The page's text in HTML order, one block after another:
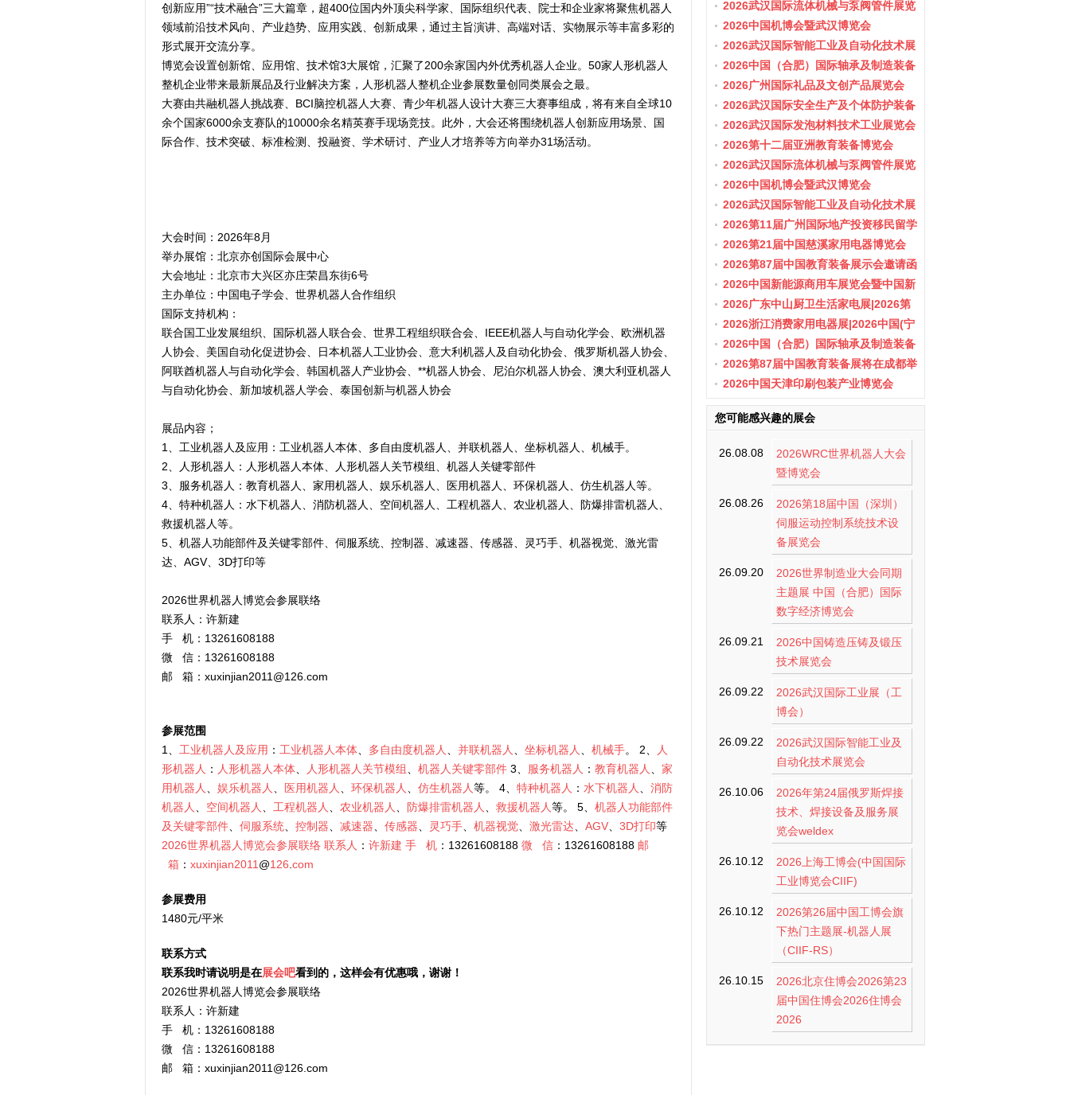
创新应用”“技术融合”三大篇章，超400位国内外顶尖科学家、国际组织代表、院士和企业家将聚焦机器人
领域前沿技术风向、产业趋势、应用实践、创新成果，通过主旨演讲、高端对话、实物展示等丰富多彩的
形式展开交流分享。
博览会设置创新馆、应用馆、技术馆3大展馆，汇聚了200余家国内外优秀机器人企业。50家人形机器人
整机企业带来最新展品及行业解决方案，人形机器人整机企业参展数量创同类展会之最。
大赛由共融机器人挑战赛、BCI脑控机器人大赛、青少年机器人设计大赛三大赛事组成，将有来自全球10
余个国家6000余支赛队的10000余名精英赛手现场竞技。此外，大会还将围绕机器人创新应用场景、国
际合作、技术突破、标准检测、投融资、学术研讨、产业人才培养等方向举办31场活动。
大会时间：2026年8月
举办展馆：北京亦创国际会展中心
大会地址：北京市大兴区亦庄荣昌东街6号
主办单位：中国电子学会、世界机器人合作组织
国际支持机构：
联合国工业发展组织、国际机器人联合会、世界工程组织联合会、IEEE机器人与自动化学会、欧洲机器
人协会、美国自动化促进协会、日本机器人工业协会、意大利机器人及自动化协会、俄罗斯机器人协会、
阿联酋机器人与自动化学会、韩国机器人产业协会、**机器人协会、尼泊尔机器人协会、澳大利亚机器人
与自动化协会、新加坡机器人学会、泰国创新与机器人协会
展品内容；
1、工业机器人及应用：工业机器人本体、多自由度机器人、并联机器人、坐标机器人、机械手。
2、人形机器人：人形机器人本体、人形机器人关节模组、机器人关键零部件
3、服务机器人：教育机器人、家用机器人、娱乐机器人、医用机器人、环保机器人、仿生机器人等。
4、特种机器人：水下机器人、消防机器人、空间机器人、工程机器人、农业机器人、防爆排雷机器人、
救援机器人等。
5、机器人功能部件及关键零部件、伺服系统、控制器、减速器、传感器、灵巧手、机器视觉、激光雷
达、AGV、3D打印等
2026世界机器人博览会参展联络
联系人：许新建
手 机：13261608188
微 信：13261608188
邮 箱：xuxinjian2011@126.com
参展范围
1、 工业机器人及应用 ： 工业机器人本体 多自由度机器人 并联机器人 坐标机器人 机械手。 2、
人
形机器人 ： 人形机器人本体 人形机器人关节模组 机器人关键零部件 3、 服务机器人 ： 教育机器人
家
用机器人
娱乐机器人 医用机器人 环保机器人 仿生机器人等。 4、 特种机器人 ： 水下机器人
消防
机器人
空间机器人 工程机器人 农业机器人 防爆排雷机器人 救援机器人等。 5、 机器人功能部件
及关键零部件
伺服系统 控制器 减速器 传感器 灵巧手 机器视觉 激光雷达 AGV 3D打印等
2026世界机器人博览会参展联络 联系人 ： 许新建 手 机 ：13261608188 微 信 ：13261608188 邮
箱 ： xuxinjian2011 @126 com
参展费用
1480元/平米
联系方式
联系我时请说明是在展会吧看到的，这样会有优惠哦，谢谢！
2026世界机器人博览会参展联络
联系人：许新建
手 机：13261608188
微 信：13261608188
邮 箱：xuxinjian2011@126.com
2026武汉国际流体机械与泵阀管件展览
会/阀门展
2026中国机博会暨武汉博览会
2026武汉国际智能工业及自动化技术展
览会
2026中国（合肥）国际轴承及制造装备
展览会
2026广州国际礼品及文创产品展览会
2026武汉国际安全生产及个体防护装备
展览会
2026武汉国际发泡材料技术工业展览会
2026第十二届亚洲教育装备博览会
2026武汉国际流体机械与泵阀管件展览
会/阀门展
2026中国机博会暨武汉博览会
2026武汉国际智能工业及自动化技术展
览会
2026第11届广州国际地产投资移民留学
展览会
2026第21届中国慈溪家用电器博览会
2026第87届中国教育装备展示会邀请函
2026中国新能源商用车展览会暨中国新
能源商用车创新发展与产业融合大会
2026广东中山厨卫生活家电展|2026第
37届中国家电交易会（中山家电展）
2026浙江消费家用电器展|2026中国(宁
波)国际电子消费品及家用电器博览会
2026中国（合肥）国际轴承及制造装备
展览会
2026第87届中国教育装备展将在成都举
办
2026中国天津印刷包装产业博览会
您可能感兴趣的展会
26.08.08
2026WRC世界机器人大会
暨博览会
26.08.26
2026第18届中国（深圳）
伺服运动控制系统技术设
备展览会
26.09.20
2026世界制造业大会同期
主题展 中国（合肥）国际
数字经济博览会
26.09.21
2026中国铸造压铸及锻压
技术展览会
26.09.22
2026武汉国际工业展（工
博会）
26.09.22
2026武汉国际智能工业及
自动化技术展览会
26.10.06
2026年第24届俄罗斯焊接
技术、焊接设备及服务展
览会weldex
26.10.12
2026上海工博会(中国国际
工业博览会CIIF)
26.10.12
2026第26届中国工博会旗
下热门主题展-机器人展
（CIIF-RS）
26.10.15
2026北京住博会2026第23
届中国住博会2026住博会
2026